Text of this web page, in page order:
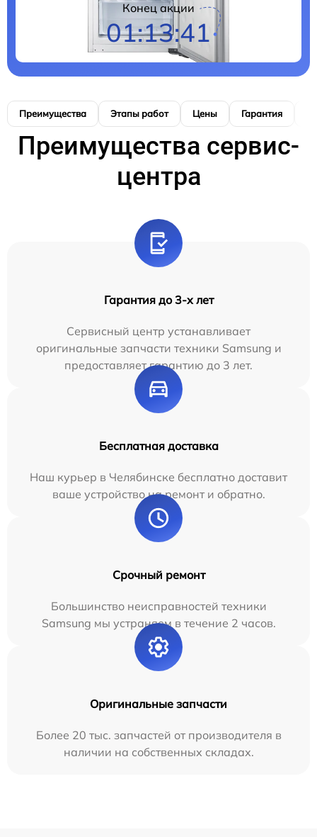
Конец акции
01:13:39
Преимущества Этапы работ Цены Гарантия
Преимущества сервис-
центра
Гарантия до 3-х лет
Сервисный центр устанавливает
оригинальные запчасти техники Samsung и
предоставляет гарантию до 3 лет.
Бесплатная доставка
Наш курьер в Челябинске бесплатно доставит
ваше устройство на ремонт и обратно.
Срочный ремонт
Большинство неисправностей техники
Samsung мы устраняем в течение 2 часов.
Оригинальные запчасти
Более 20 тыс. запчастей от производителя в
наличии на собственных складах.